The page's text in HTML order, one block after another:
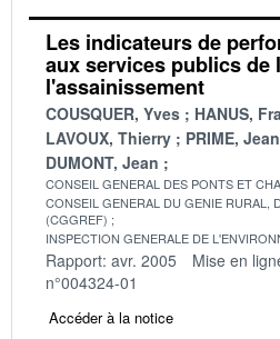
Les indicateurs de
aux services publics de
l'assainissement
COUSQUER, Yves
HANUS,
LAVOUX, Thierry
PRIME,
DUMONT, Jean
CONSEIL GENERAL DES PONTS ET
CONSEIL GENERAL DU GENIE RURAL,
(CGGREF)
INSPECTION GENERALE DE
Rapport: avr. 2005 Mise en
n°004324-01
Accéder à la notice